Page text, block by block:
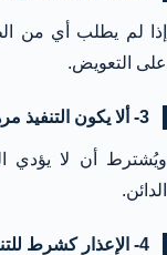
إذا لم يطلب أي من
على التعويض.
3- ألا يكون التنفيذ مرهقًا للمدين
ويُشترط أن لا يؤدي
الدائن.
4- الإعذار كشرط للتنفيذ